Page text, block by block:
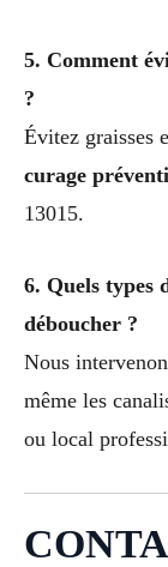
5. Comment
?
Évitez graisses
curage
13015.
6. Quels types
déboucher ?
Nous
même les
ou local